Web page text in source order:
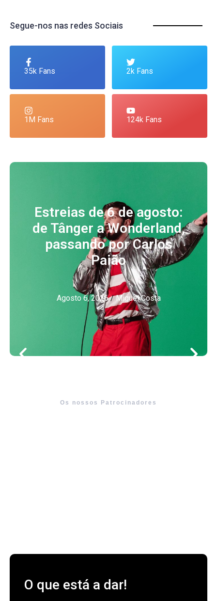
Segue-nos nas redes Sociais
35k Fans 2k Fans
1M Fans 124k Fans
Estreias de 6 de agosto:
de Tânger a Wonderland,
passando por Carlos
Paião
Agosto 6, 2026 / Miguel Costa
Os nossos Patrocinadores
O que está a dar!